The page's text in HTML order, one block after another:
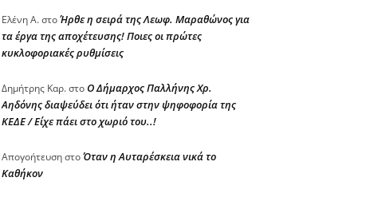
Ελένη Α.στοΉρθε η σειρά της Λεωφ. Μαραθώνος για
τα έργα της αποχέτευσης! Ποιες οι πρώτες
κυκλοφοριακές ρυθμίσεις
Δημήτρης Καρ.στοΟ Δήμαρχος Παλλήνης Χρ.
Αηδόνης διαψεύδει ότι ήταν στην ψηφοφορία της
ΚΕΔΕ / Είχε πάει στο χωριό του..!
ΑπογοήτευσηστοΌταν η Αυταρέσκεια νικά το
Καθήκον